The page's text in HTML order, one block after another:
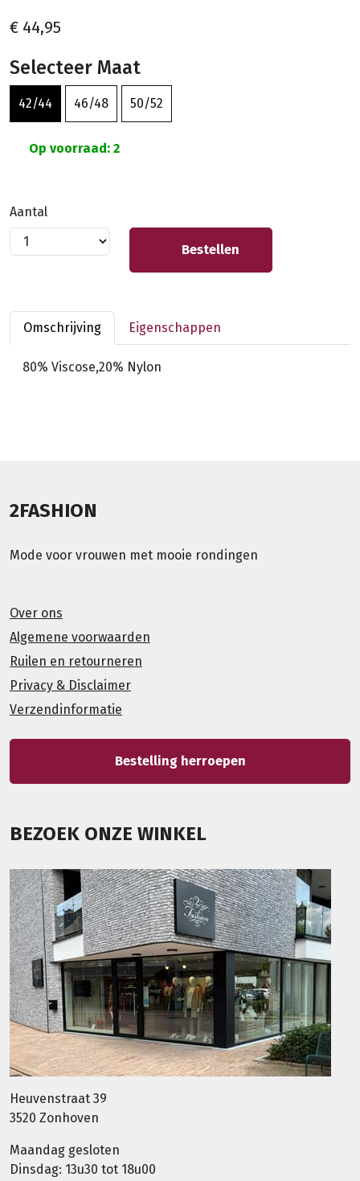
€ 44,95
Selecteer Maat
42/44 46/48 50/52
Op voorraad: 2
Aantal
Bestellen
Omschrijving Eigenschappen
80% Viscose,20% Nylon
2FASHION
Mode voor vrouwen met mooie rondingen
Over ons
Algemene voorwaarden
Ruilen en retourneren
Privacy & Disclaimer
Verzendinformatie
Bestelling herroepen
BEZOEK ONZE WINKEL
Heuvenstraat 39
3520 Zonhoven
Maandag gesloten
Dinsdag: 13u30 tot 18u00